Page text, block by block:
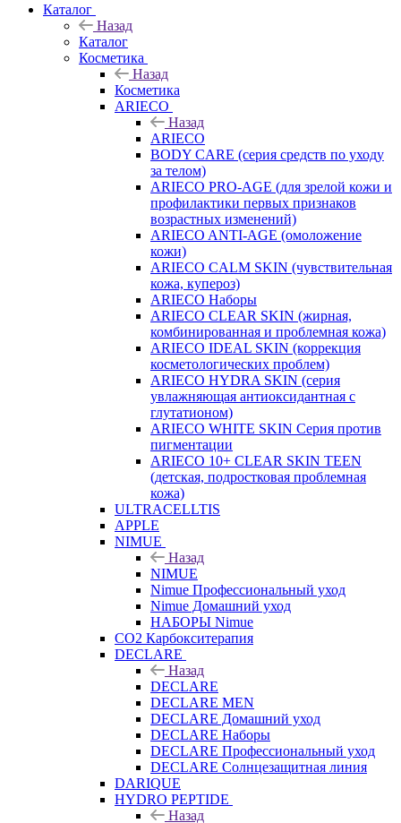
Каталог
Назад
Каталог
Косметика
Назад
Косметика
ARIECO
Назад
ARIECO
BODY CARE (серия средств по уходу
за телом)
ARIECO PRO-AGE (для зрелой кожи и
профилактики первых признаков
возрастных изменений)
ARIECO ANTI-AGE (омоложение
кожи)
ARIECO CALM SKIN (чувствительная
кожа, купероз)
ARIECO Наборы
ARIECO CLEAR SKIN (жирная,
комбинированная и проблемная кожа)
ARIECO IDEAL SKIN (коррекция
косметологических проблем)
ARIECO HYDRA SKIN (серия
увлажняющая антиоксидантная с
глутатионом)
ARIECO WHITE SKIN Серия против
пигментации
ARIECO 10+ CLEAR SKIN TEEN
(детская, подростковая проблемная
кожа)
ULTRACELLTIS
APPLE
NIMUE
Назад
NIMUE
Nimue Профессиональный уход
Nimue Домашний уход
НАБОРЫ Nimue
CO2 Карбокситерапия
DECLARE
Назад
DECLARE
DECLARE MEN
DECLARE Домашний уход
DECLARE Наборы
DECLARE Профессиональный уход
DECLARE Солнцезащитная линия
DARIQUE
HYDRO PEPTIDE
Назад